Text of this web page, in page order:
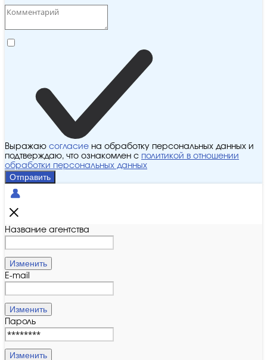
Выражаю согласие на обработку персональных данных и
подтверждаю, что ознакомлен с политикой в отношении
обработки персональных данных
Отправить
Название агентства
Изменить
E-mail
Изменить
Пароль
Изменить